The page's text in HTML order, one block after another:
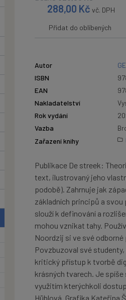
288,00 Kč vč. DPH
Přidat do oblíbených
Autor
ISBN
EAN
Nakladatelství
Rok vydání
Vazba
Zařazení knihy
Publikace De streek:
text, ilustrovaný jeho
podobě). Zahrnuje jak
základních principů a
slouží k definování a
mohou vznikat tahy.
Noordzij si ve své
Povzbuzoval své
kritický přístup k tvorbě
krásných tvarech. Je
využitím kterýchkoli
Hüblová. Grafika Kateřina